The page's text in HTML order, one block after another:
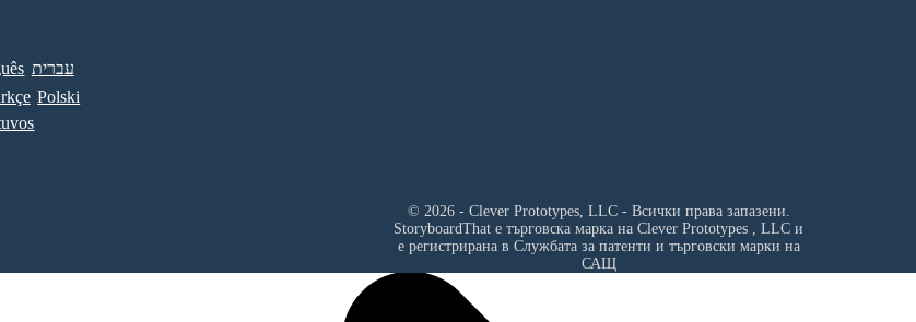
עברית
Polski
© 2026 - Clever Prototypes, LLC - Всички права запазени.
StoryboardThat е търговска марка на Clever Prototypes , LLC и
е регистрирана в Службата за патенти и търговски марки на
САЩ